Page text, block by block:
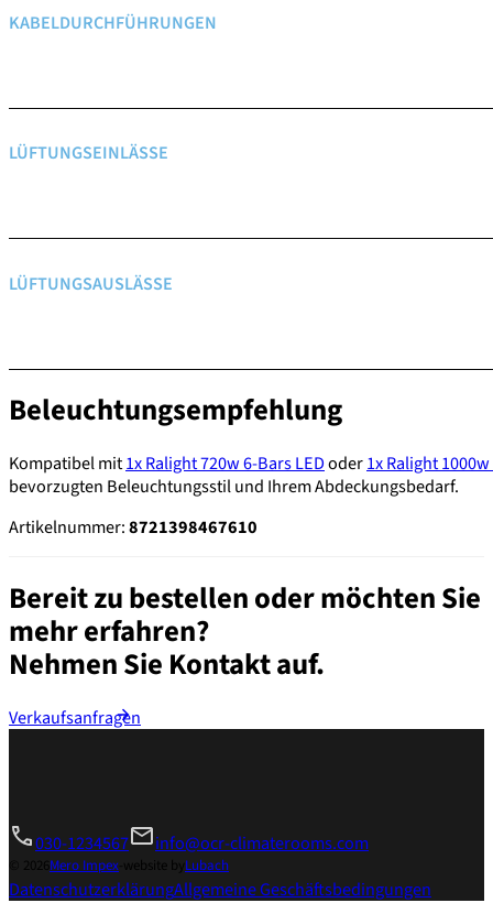
KABELDURCHFÜHRUNGEN
LÜFTUNGSEINLÄSSE
LÜFTUNGSAUSLÄSSE
Beleuchtungsempfehlung
Kompatibel mit1x Ralight 720w 6-Bars LEDoder1x Ralight
bevorzugten Beleuchtungsstil und Ihrem Abdeckungsbedarf.
Artikelnummer:8721398467610
Bereit zu bestellen oder möchten Sie
mehr erfahren?
Nehmen Sie Kontakt auf.
Verkaufsanfragen
030-1234567 info@ocr-climaterooms.com
© 2026Mero Impex website byLubach
DatenschutzerklärungAllgemeine Geschäftsbedingungen